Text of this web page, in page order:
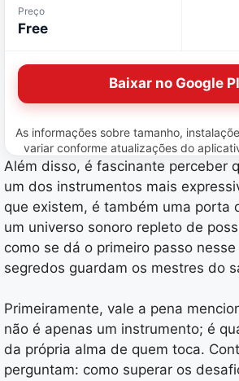
Preço
Free
Baixar no Google
As informações sobre tamanho,
variar conforme atualizações do
Além disso, é fascinante perceber
um dos instrumentos mais
que existem, é também uma porta
um universo sonoro repleto de
como se dá o primeiro passo nesse
segredos guardam os mestres do
Primeiramente, vale a pena
não é apenas um instrumento; é
da própria alma de quem toca.
perguntam: como superar os